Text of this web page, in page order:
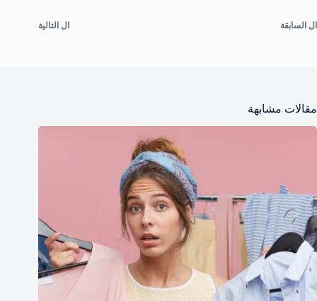
ال السابقة ال التالية
مقالات مشابهة